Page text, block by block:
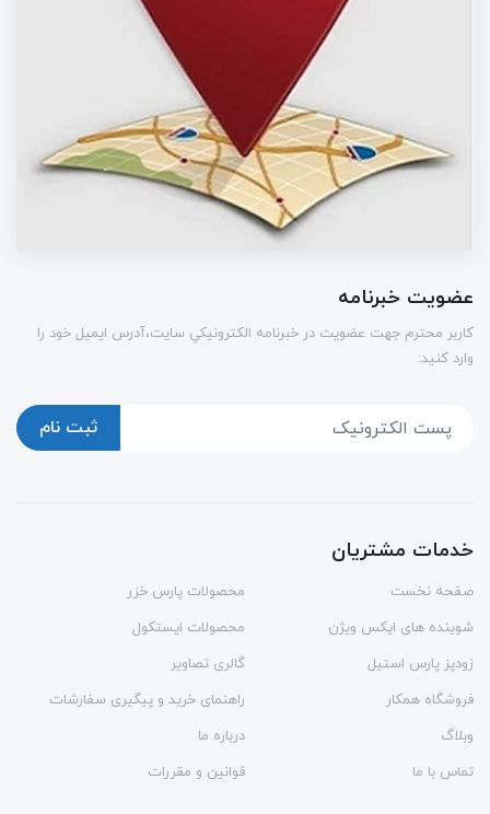
عضویت خبرنامه
كاربر محترم جهت عضويت در خبرنامه الكترونيكي سايت،آدرس ایمیل خود را
وارد کنید:
ثبت نام
خدمات مشتریان
صفحه نخست
محصولات پارس خزر
شوینده های ایکس ویژن
محصولات ایستکول
زودپز پارس استیل
گالری تصاویر
فروشگاه همکار
راهنمای خرید و پیگیری سفارشات
وبلاگ
درباره ما
تماس با ما
قوانین و مقررات